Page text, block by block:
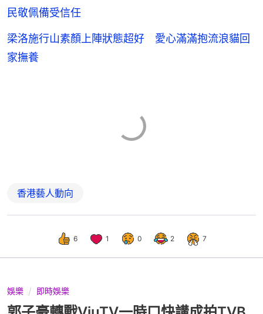
民敬佩備受信任
梁洛施行山素顏上陣狀態超好 愛心滿滿抱流浪貓回
家撫養
香港藝人動向
6 1 0 2 7
娛樂 即時娛樂